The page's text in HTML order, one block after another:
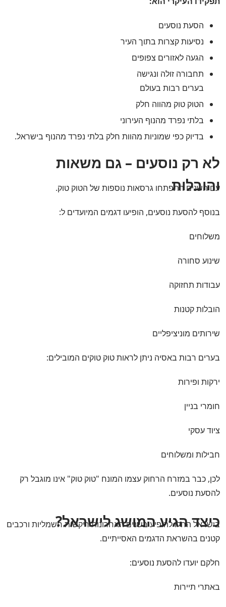
הסעת נוסעים
נסיעות קצרות בתוך העיר
הגעה לאזורים צפופים
תחבורה זולה ונגישה
בערים רבות בעולם
הטוק טוק מהווה חלק
בלתי נפרד מהנוף העירוני
בדיוק כפי שמוניות מהוות חלק בלתי נפרד מהנוף בישראל.
לא רק נוסעים – גם משאות
והובלות
עם השנים התפתחו גרסאות נוספות של הטוק טוק.
בנוסף להסעת נוסעים, הופיעו דגמים המיועדים ל:
משלוחים
שינוע סחורה
עבודות תחזוקה
הובלות קטנות
שירותים מוניציפליים
בערים רבות באסיה ניתן לראות טוק טוקים המובילים:
ירקות ופירות
חומרי בניין
ציוד עסקי
חבילות ומשלוחים
לכן, כבר במזרח הרחוק עצמו המונח "טוק טוק" אינו מוגבל רק
להסעת נוסעים.
כיצד הגיע המושג לישראל?
בישראל החלו להופיע בשנים האחרונות ריקשות חשמליות ורכבים
קטנים בהשראת הדגמים האסייתיים.
חלקם יועדו להסעת נוסעים:
באתרי תיירות